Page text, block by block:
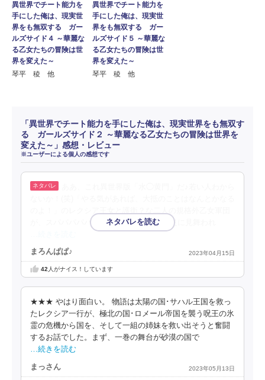
異世界でチート能力を
手にした俺は、現実世
界をも無双する ガー
ルズサイド４ ～華麗な
る乙女たちの冒険は世
界を変えた～
琴平 稜 他
異世界でチート能力を
手にした俺は、現実世
界をも無双する ガー
ルズサイド５ ～華麗な
る乙女たちの冒険は世
界を変えた～
琴平 稜 他
「異世界でチート能力を手にした俺は、現実世界をも無双す
る ガールズサイド２ ～華麗なる乙女たちの冒険は世界を
変えた～」感想・レビュー
※ユーザーによる個人の感想です
が、スパパパパパっと世界を救う♪(笑)厄災に見舞われ
まろんぱぱ♪ 2023年04月15日
42 人がナイス！しています
★★★ やはり面白い。 物語は太陽の国･サハル王国を救っ
たレクシア一行が、極北の国･ロメール帝国を襲う呪王の氷
霊の危機から国を、そして一組の姉妹を救い出そうと奮闘
するお話でした。まず、一巻の舞台が砂漠の国で
…続きを読む
まっさん 2023年05月13日